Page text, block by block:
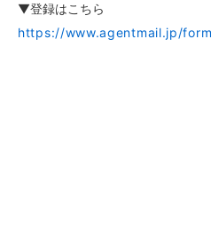
▼登録はこちら
https://www.agentmail.jp/